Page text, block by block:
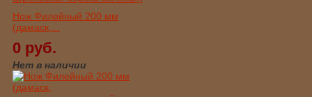
Нож Филейный 200 мм
(дамаск,...
0 руб.
Нет в наличии